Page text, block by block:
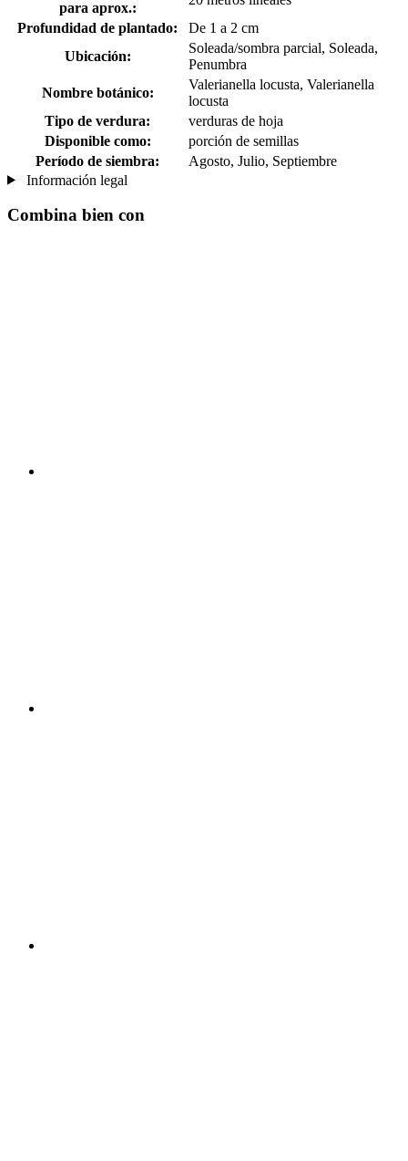
para aprox.:
Profundidad de plantado:
De 1 a 2 cm
Ubicación:
Soleada/sombra parcial, Soleada,
Penumbra
Nombre botánico:
Valerianella locusta, Valerianella
locusta
Tipo de verdura:
verduras de hoja
Disponible como:
porción de semillas
Período de siembra:
Agosto, Julio, Septiembre
Información legal
Combina bien con